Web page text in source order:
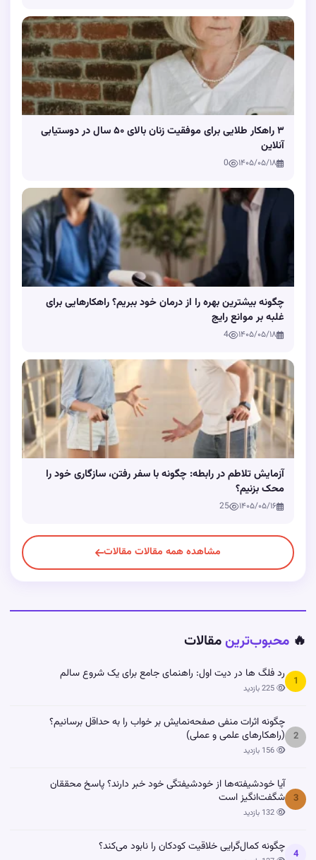
۳ راهکار طلایی برای موفقیت زنان بالای ۵۰ سال در دوستیابی
آنلاین
۱۴۰۵/۰۵/۱۸ 0
چگونه بیشترین بهره را از درمان خود ببریم؟ راهکارهایی برای
غلبه بر موانع رایج
۱۴۰۵/۰۵/۱۸ 4
آزمایش تلاطم در رابطه: چگونه با سفر رفتن، سازگاری خود را
محک بزنیم؟
۱۴۰۵/۰۵/۱۶ 25
مشاهده همه مقالات مقالات
🔥 محبوب‌ترینمقالات
1 رد فلگ ها در دیت اول: راهنمای جامع برای یک شروع سالم
2
چگونه اثرات منفی صفحه‌نمایش بر خواب را به حداقل برسانیم؟
(راهکارهای علمی و عملی)
3
آیا خودشیفته‌ها از خودشیفتگی خود خبر دارند؟ پاسخ محققان
شگفت‌انگیز است
4 چگونه کمال‌گرایی خلاقیت کودکان را نابود می‌کند؟